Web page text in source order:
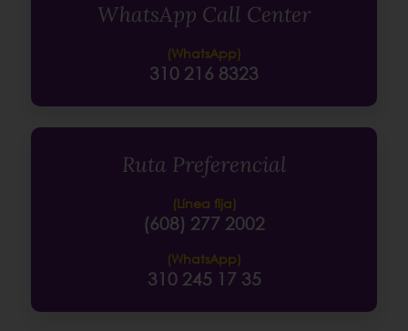
WhatsApp Call Center
(WhatsApp)
310 216 8323
Ruta Preferencial
(Línea fija)
(608) 277 2002
(WhatsApp)
310 245 17 35